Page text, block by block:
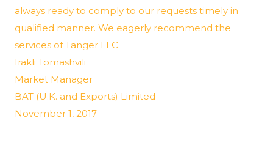
always ready to comply to our requests timely in
qualified manner. We eagerly recommend the
services of Tanger LLC.
Irakli Tomashvili
Market Manager
BAT (U.K. and Exports) Limited
November 1, 2017